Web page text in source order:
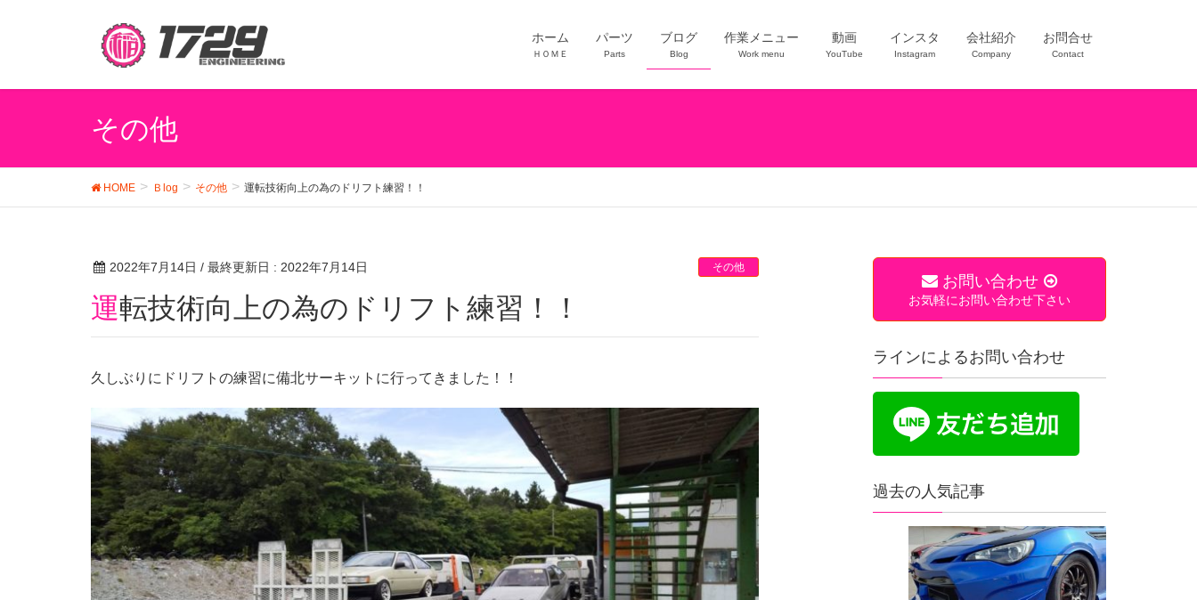
ホーム
ＨＯＭＥ
パーツ
Parts
ブログ
Blog
作業メニュー
Work menu
動画
YouTube
インスタ
Instagram
会社紹介
Company
お問合せ
Contact
その他
HOME Ｂlog その他 運転技術向上の為のドリフト練習！！
2022年7月14日 / 最終更新日 : 2022年7月14日 その他
運転技術向上の為のドリフト練習！！
久しぶりにドリフトの練習に備北サーキットに行ってきました！！
お問い合わせ
お気軽にお問い合わせ下さい
ラインによるお問い合わせ
過去の人気記事